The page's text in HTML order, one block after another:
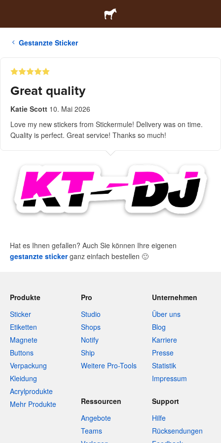
Gestanzte Sticker
Great quality
Katie Scott 10. Mai 2026
Love my new stickers from Stickermule! Delivery was on time.
Quality is perfect. Great service! Thanks so much!
Hat es Ihnen gefallen? Auch Sie können Ihre eigenen
gestanzte stickerganz einfach bestellen 🙂
Produkte
Sticker
Etiketten
Magnete
Buttons
Verpackung
Kleidung
Acrylprodukte
Mehr Produkte
Pro
Studio
Shops
Notify
Ship
Weitere Pro-Tools
Unternehmen
Über uns
Blog
Karriere
Presse
Statistik
Impressum
Ressourcen
Angebote
Teams
Support
Hilfe
Rücksendungen